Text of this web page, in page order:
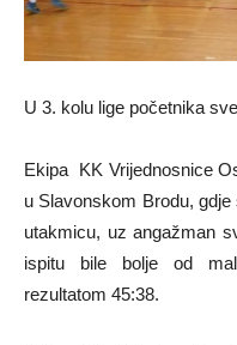
U 3. kolu lige početnika
Ekipa KK Vrijednosnice
u Slavonskom Brodu,
utakmicu, uz angažman
ispitu bile bolje od
rezultatom 45:38.